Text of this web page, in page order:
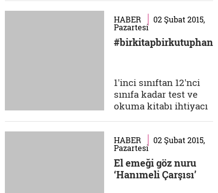
atkı, bere, mama ve
bebek bisküvisinden
oluşan 125 TL
bulunuyor. Online
bağış yapmak için:
https://
HABER 02 Şubat 2015,
Pazartesi
#birkitapbirkutuphane
1'inci sınıftan 12'nci
sınıfa kadar test ve
okuma kitabı ihtiyacı
isterseniz aşağıdaki
iletişim adreslerine
ulaşmanız yeterli.
İletişim: Elif Tekinyer
HABER 02 Şubat 2015,
Pazartesi
El emeği göz nuru
‘Hanımeli Çarşısı’